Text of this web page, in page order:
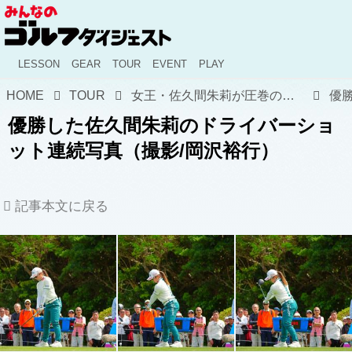
LESSON GEAR TOUR EVENT PLAY
HOME TOUR 女王・佐久間朱莉が圧巻の逃げ切り! 亡きジャンボ尾崎へ捧ぐ"開幕V"と、記録ずくめで熱狂した沖縄の4日間【国内女子ツアー】
優勝した佐久間朱莉のドライバーショ
ット連続写真（撮影/岡沢裕行）
記事本文に戻る